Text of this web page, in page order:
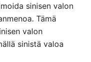
sinisen valon
Tämä
valon
sinistä valoa